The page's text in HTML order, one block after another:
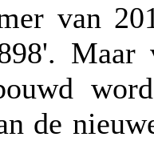
van
Maar
de